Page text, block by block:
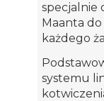
specjalnie
Maanta
każdego
systemu